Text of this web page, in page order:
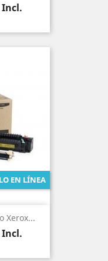
Incl.
Xerox...
Incl.
EN LÍNEA